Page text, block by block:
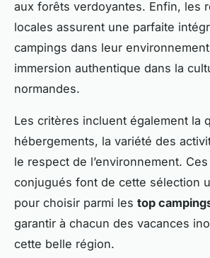
aux forêts verdoyantes. Enfin, les
locales assurent une parfaite
campings dans leur
immersion authentique dans la
normandes.
Les critères incluent également la
hébergements, la variété des
le respect de l’environnement.
conjugués font de cette sélection
pour choisir parmi les top
garantir à chacun des vacances
cette belle région.